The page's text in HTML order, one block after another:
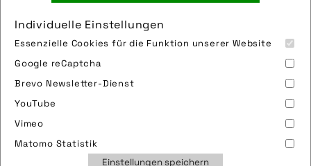
Individuelle Einstellungen
Essenzielle Cookies für die Funktion unserer Website
Google reCaptcha
Brevo Newsletter-Dienst
YouTube
Vimeo
Matomo Statistik
Einstellungen speichern
Nutzungsbedingungen
Datenschutz